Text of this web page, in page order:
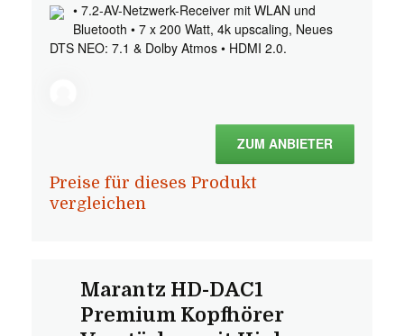
• 7.2-AV-Netzwerk-Receiver mit WLAN und
Bluetooth • 7 x 200 Watt, 4k upscaling, Neues
DTS NEO: 7.1 & Dolby Atmos • HDMI 2.0.
ZUM ANBIETER
Preise für dieses Produkt
vergleichen
Marantz HD-DAC1
Premium Kopfhörer